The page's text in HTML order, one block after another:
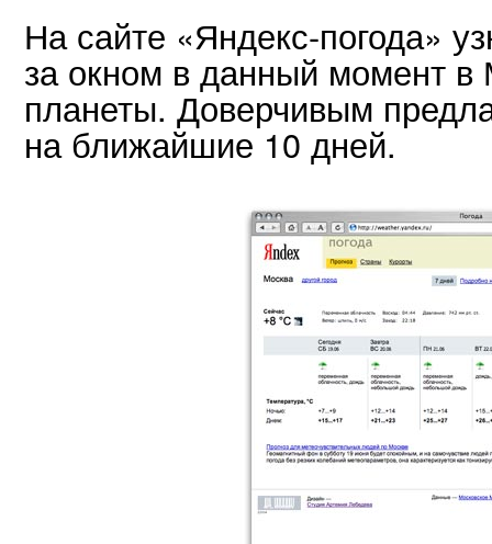
На сайте «Яндекс-погода»
за окном в данный момент в
планеты. Доверчивым
на ближайшие 10 дней.